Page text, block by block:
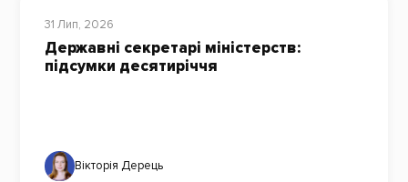
31 Лип, 2026
Державні секретарі міністерств:
підсумки десятиріччя
Вікторія Дерець